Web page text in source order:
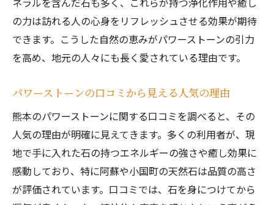
の力は訪れる人の心身をリフレッシュさせる効果が期待
できます。こうした自然の恵みがパワーストーンの引力
を高め、地元の人々にも長く愛されている理由です。
パワーストーンの口コミから見える人気の理由
熊本のパワーストーンに関する口コミを調べると、その
人気の理由が明確に見えてきます。多くの利用者が、現
地で手に入れた石の持つエネルギーの強さや癒し効果に
感動しており、特に阿蘇や小国町の天然石は品質の高さ
が評価されています。口コミでは、石を身につけてから